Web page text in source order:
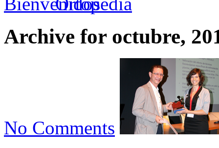
Archive for octubre,
No Comments